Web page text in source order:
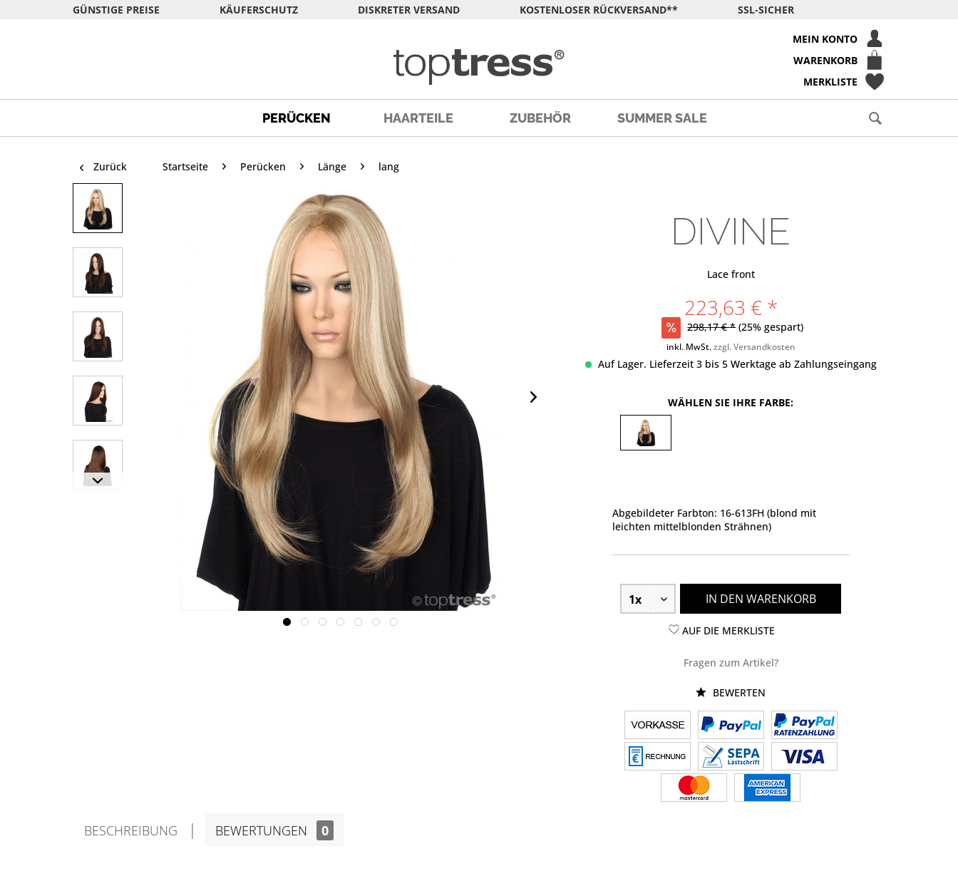
GÜNSTIGE PREISE KÄUFERSCHUTZ DISKRETER VERSAND KOSTENLOSER RÜCKVERSAND** SSL-SICHER
MEIN KONTO
WARENKORB
MERKLISTE
PERÜCKEN HAARTEILE ZUBEHÖR SUMMER SALE
Zurück Startseite Perücken Länge lang
DIVINE
Lace front
223,63 € *
298,17 € * (25% gespart)
inkl. MwSt.zzgl. Versandkosten
Auf Lager. Lieferzeit 3 bis 5 Werktage ab Zahlungseingang
WÄHLEN SIE IHRE FARBE:
Abgebildeter Farbton: 16-613FH (blond mit
leichten mittelblonden Strähnen)
IN DEN WARENKORB
AUF DIE MERKLISTE
Fragen zum Artikel?
BEWERTEN
BESCHREIBUNG BEWERTUNGEN 0